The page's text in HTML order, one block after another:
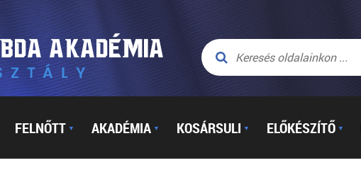
FELNŐTT ▼ AKADÉMIA ▼ KOSÁRSULI ▼ ELŐKÉSZÍTŐ ▼